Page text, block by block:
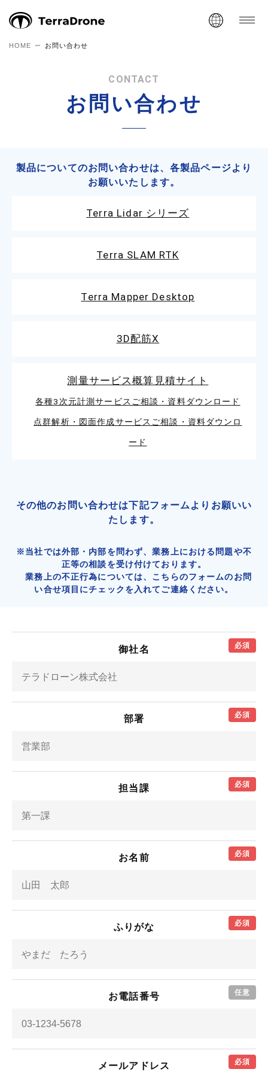
HOME お問い合わせ
CONTACT
お問い合わせ
製品についてのお問い合わせは、 各製品ページより
お願いいたします。
Terra Lidar シリーズ
Terra SLAM RTK
Terra Mapper Desktop
3D配筋X
測量サービス概算見積サイト
各種3次元計測サービスご相談・資料ダウンロード
点群解析・図面作成サービスご相談・資料ダウンロ
ード
その他のお問い合わせは下記フォームよりお願いい
たします。
※当社では外部・内部を問わず、業務上における問題や不
正等の相談を受け付けております。
業務上の不正行為については、こちらのフォームのお問
い合せ項目にチェックを入れてご連絡ください。
必須
御社名
必須
部署
必須
担当課
必須
お名前
必須
ふりがな
任意
お電話番号
必須
メールアドレス